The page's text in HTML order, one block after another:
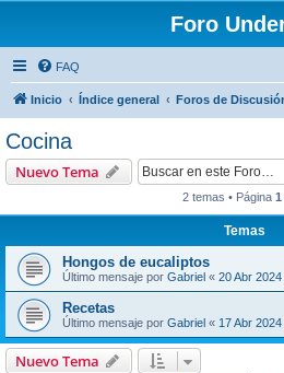
Foro
FAQ
Inicio Índice general Foros de
Cocina
Nuevo Tema
2 temas • Página 1
Temas
Hongos de eucaliptos
Último mensaje por Gabriel « 20 Abr
Recetas
Último mensaje por Gabriel « 17 Abr
Nuevo Tema